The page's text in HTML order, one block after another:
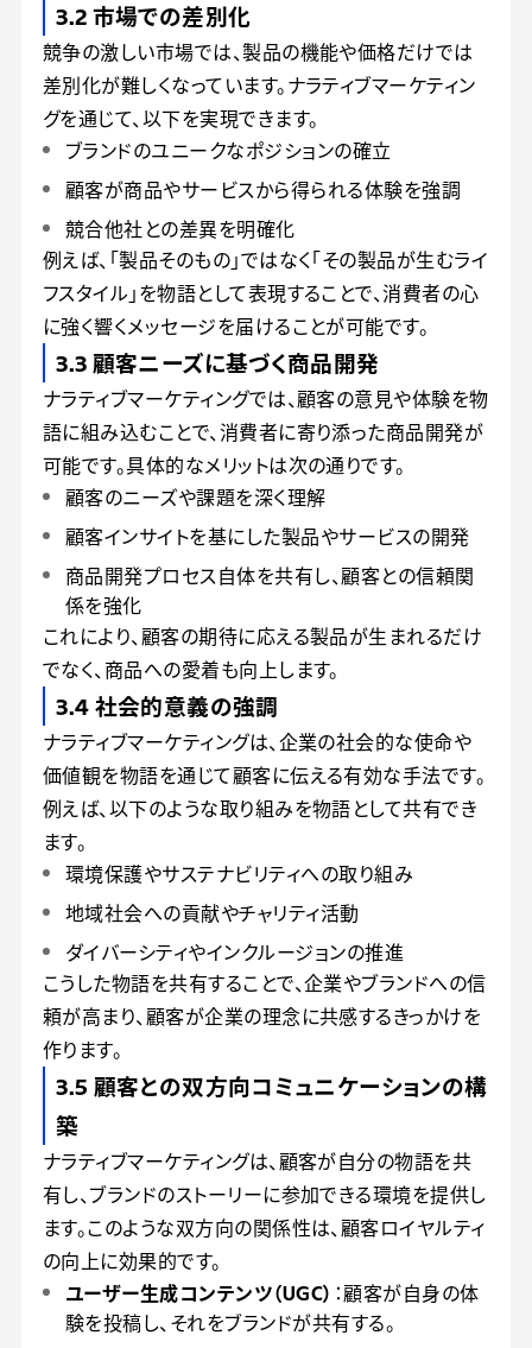
3.2 市場での差別化
競争の激しい市場では、製品の機能や価格だけでは
差別化が難しくなっています。ナラティブマーケティン
グを通じて、以下を実現できます。
ブランドのユニークなポジションの確立
顧客が商品やサービスから得られる体験を強調
競合他社との差異を明確化
例えば、「製品そのもの」ではなく「その製品が生むライ
フスタイル」を物語として表現することで、消費者の心
に強く響くメッセージを届けることが可能です。
3.3 顧客ニーズに基づく商品開発
ナラティブマーケティングでは、顧客の意見や体験を物
語に組み込むことで、消費者に寄り添った商品開発が
可能です。具体的なメリットは次の通りです。
顧客のニーズや課題を深く理解
顧客インサイトを基にした製品やサービスの開発
商品開発プロセス自体を共有し、顧客との信頼関
係を強化
これにより、顧客の期待に応える製品が生まれるだけ
でなく、商品への愛着も向上します。
3.4 社会的意義の強調
ナラティブマーケティングは、企業の社会的な使命や
価値観を物語を通じて顧客に伝える有効な手法です。
例えば、以下のような取り組みを物語として共有でき
ます。
環境保護やサステナビリティへの取り組み
地域社会への貢献やチャリティ活動
ダイバーシティやインクルージョンの推進
こうした物語を共有することで、企業やブランドへの信
頼が高まり、顧客が企業の理念に共感するきっかけを
作ります。
3.5 顧客との双方向コミュニケーションの構
築
ナラティブマーケティングは、顧客が自分の物語を共
有し、ブランドのストーリーに参加できる環境を提供し
ます。このような双方向の関係性は、顧客ロイヤルティ
の向上に効果的です。
ユーザー生成コンテンツ（UGC） ：顧客が自身の体
験を投稿し、それをブランドが共有する。